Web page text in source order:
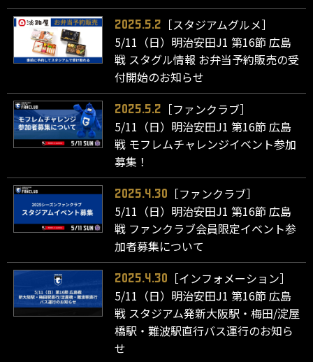
2025.5.2
［スタジアムグルメ］
5/11（日）明治安田J1 第16節 広島
戦 スタグル情報 お弁当予約販売の受
付開始のお知らせ
2025.5.2
［ファンクラブ］
5/11（日）明治安田J1 第16節 広島
戦 モフレムチャレンジイベント参加
募集！
2025.4.30
［ファンクラブ］
5/11（日）明治安田J1 第16節 広島
戦 ファンクラブ会員限定イベント参
加者募集について
2025.4.30
［インフォメーション］
5/11（日）明治安田J1 第16節 広島
戦 スタジアム発新大阪駅・梅田/淀屋
橋駅・難波駅直行バス運行のお知ら
せ